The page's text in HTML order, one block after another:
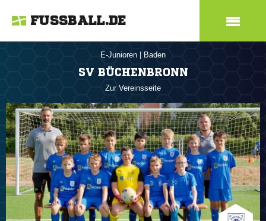
FUSSBALL.DE
E-Junioren Baden
SV BÜCHENBRONN
Zur Vereinsseite